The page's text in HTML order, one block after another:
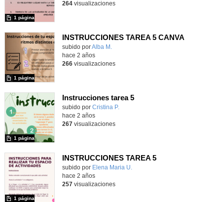
1 página
264visualizaciones
INSTRUCCIONES TAREA 5 CANVA
Contenido educativo.
subido porAlba M.
1 página
hace 2 años
266visualizaciones
Instrucciones tarea 5
Contenido educativo.
subido por Cristina P.
1 página
hace 2 años
267 visualizaciones
INSTRUCCIONES TAREA 5
Contenido educativo.
subido por Elena Maria U.
1 página
hace 2 años
257 visualizaciones